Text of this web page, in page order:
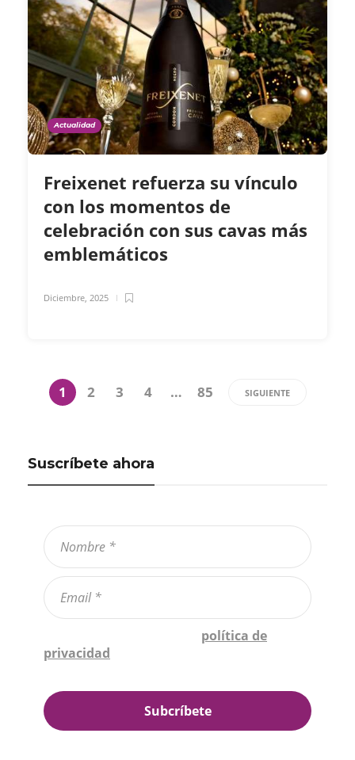
Actualidad
Freixenet refuerza su vínculo
con los momentos de
celebración con sus cavas más
emblemáticos
Diciembre, 2025
1 2 3 4 … 85 SIGUIENTE
Suscríbete ahora
política de
privacidad